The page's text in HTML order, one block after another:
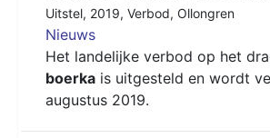
Uitstel, 2019, Verbod, Ollongren
Nieuws
Het landelijke verbod op het
boerka is uitgesteld en wordt
augustus 2019.